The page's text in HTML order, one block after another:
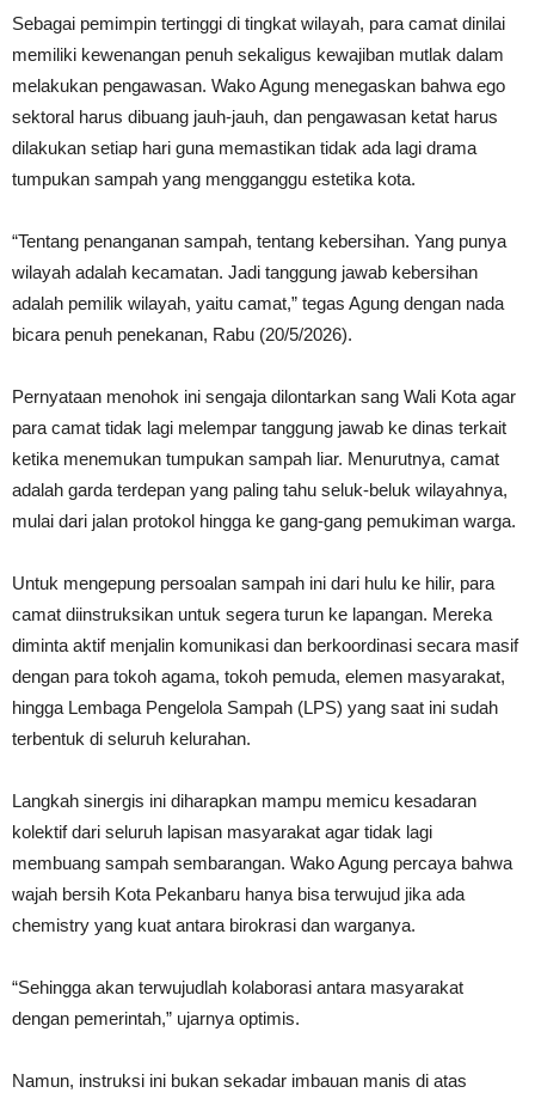
Sebagai pemimpin tertinggi di tingkat wilayah, para camat dinilai
memiliki kewenangan penuh sekaligus kewajiban mutlak dalam
melakukan pengawasan. Wako Agung menegaskan bahwa ego
sektoral harus dibuang jauh-jauh, dan pengawasan ketat harus
dilakukan setiap hari guna memastikan tidak ada lagi drama
tumpukan sampah yang mengganggu estetika kota.
“Tentang penanganan sampah, tentang kebersihan. Yang punya
wilayah adalah kecamatan. Jadi tanggung jawab kebersihan
adalah pemilik wilayah, yaitu camat,” tegas Agung dengan nada
bicara penuh penekanan, Rabu (20/5/2026).
Pernyataan menohok ini sengaja dilontarkan sang Wali Kota agar
para camat tidak lagi melempar tanggung jawab ke dinas terkait
ketika menemukan tumpukan sampah liar. Menurutnya, camat
adalah garda terdepan yang paling tahu seluk-beluk wilayahnya,
mulai dari jalan protokol hingga ke gang-gang pemukiman warga.
Untuk mengepung persoalan sampah ini dari hulu ke hilir, para
camat diinstruksikan untuk segera turun ke lapangan. Mereka
diminta aktif menjalin komunikasi dan berkoordinasi secara masif
dengan para tokoh agama, tokoh pemuda, elemen masyarakat,
hingga Lembaga Pengelola Sampah (LPS) yang saat ini sudah
terbentuk di seluruh kelurahan.
Langkah sinergis ini diharapkan mampu memicu kesadaran
kolektif dari seluruh lapisan masyarakat agar tidak lagi
membuang sampah sembarangan. Wako Agung percaya bahwa
wajah bersih Kota Pekanbaru hanya bisa terwujud jika ada
chemistry yang kuat antara birokrasi dan warganya.
“Sehingga akan terwujudlah kolaborasi antara masyarakat
dengan pemerintah,” ujarnya optimis.
Namun, instruksi ini bukan sekadar imbauan manis di atas